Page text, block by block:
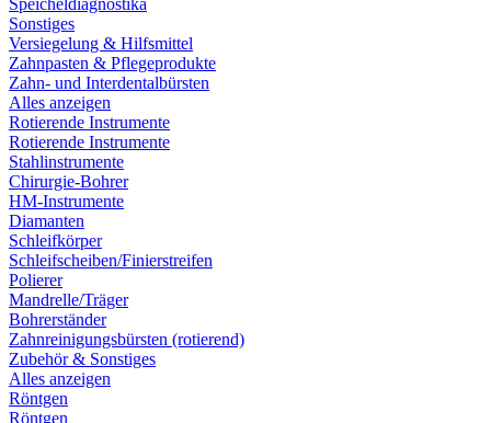
Speicheldiagnostika
Sonstiges
Versiegelung & Hilfsmittel
Zahnpasten & Pflegeprodukte
Zahn- und Interdentalbürsten
Alles anzeigen
Rotierende Instrumente
Rotierende Instrumente
Stahlinstrumente
Chirurgie-Bohrer
HM-Instrumente
Diamanten
Schleifkörper
Schleifscheiben/Finierstreifen
Polierer
Mandrelle/Träger
Bohrerständer
Zahnreinigungsbürsten (rotierend)
Zubehör & Sonstiges
Alles anzeigen
Röntgen
Röntgen